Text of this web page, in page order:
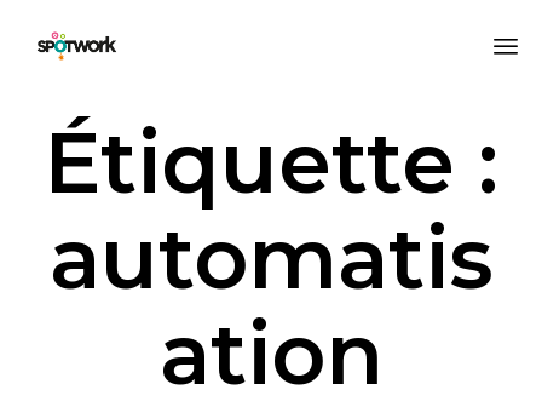
Étiquette :
automatis
ation